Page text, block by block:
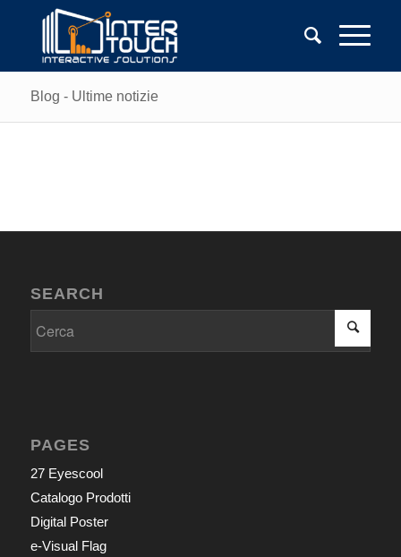
Blog - Ultime notizie
SEARCH
PAGES
27 Eyescool
Catalogo Prodotti
Digital Poster
e-Visual Flag